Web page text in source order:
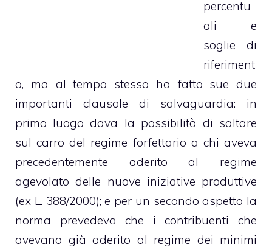
percentu
ali e
soglie di
riferiment
o, ma al tempo stesso ha fatto sue due
importanti clausole di salvaguardia: in
primo luogo dava la possibilità di saltare
sul carro del regime forfettario a chi aveva
precedentemente aderito al regime
agevolato delle nuove iniziative produttive
(ex L. 388/2000); e per un secondo aspetto la
norma prevedeva che i contribuenti che
avevano già aderito al regime dei minimi